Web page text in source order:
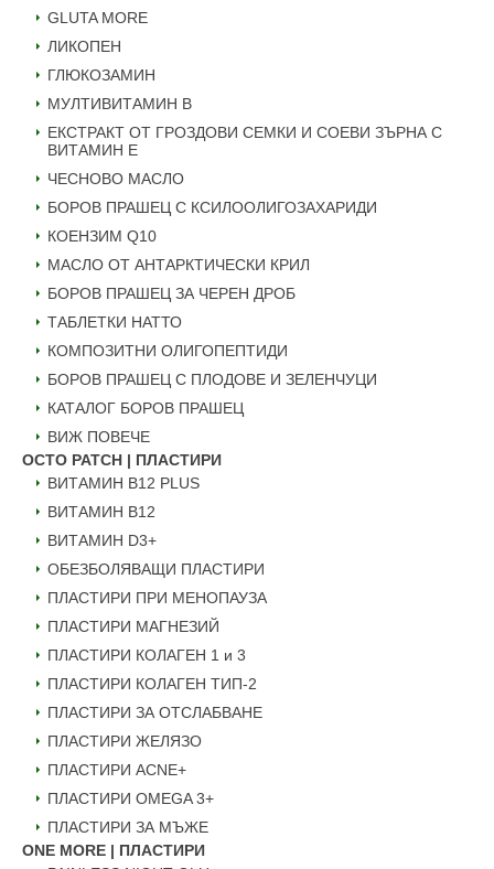
GLUTA MORE
ЛИКОПЕН
ГЛЮКОЗАМИН
МУЛТИВИТАМИН B
ЕКСТРАКТ ОТ ГРОЗДОВИ СЕМКИ И СОЕВИ ЗЪРНА С
ВИТАМИН Е
ЧЕСНОВО МАСЛО
БОРОВ ПРАШЕЦ С КСИЛООЛИГОЗАХАРИДИ
КОЕНЗИМ Q10
МАСЛО ОТ АНТАРКТИЧЕСКИ КРИЛ
БОРОВ ПРАШЕЦ ЗА ЧЕРЕН ДРОБ
ТАБЛЕТКИ НАТТО
КОМПОЗИТНИ ОЛИГОПЕПТИДИ
БОРОВ ПРАШЕЦ С ПЛОДОВЕ И ЗЕЛЕНЧУЦИ
КАТАЛОГ БОРОВ ПРАШЕЦ
ВИЖ ПОВЕЧЕ
OCTO PATCH | ПЛАСТИРИ
ВИТАМИН B12 PLUS
ВИТАМИН B12
ВИТАМИН D3+
ОБЕЗБОЛЯВАЩИ ПЛАСТИРИ
ПЛАСТИРИ ПРИ МЕНОПАУЗА
ПЛАСТИРИ МАГНЕЗИЙ
ПЛАСТИРИ КОЛАГЕН 1 и 3
ПЛАСТИРИ КОЛАГЕН ТИП-2
ПЛАСТИРИ ЗА ОТСЛАБВАНЕ
ПЛАСТИРИ ЖЕЛЯЗО
ПЛАСТИРИ ACNE+
ПЛАСТИРИ OMEGA 3+
ПЛАСТИРИ ЗА МЪЖЕ
ONE MORE | ПЛАСТИРИ